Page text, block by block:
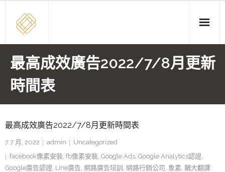
content
最高成效廣告2022/7/8月更新
時間表
最高成效廣告2022/7/8月更新時間表
7 7 月, 2022 admin
Uncategorized
facebook像素安裝, fb像素安裝, Google Ads, Google Analytics認證,
Google廣告認證, Line廣告, 網路廣告培訓 , 網路行銷公司 , 象素, 輔大翻譯